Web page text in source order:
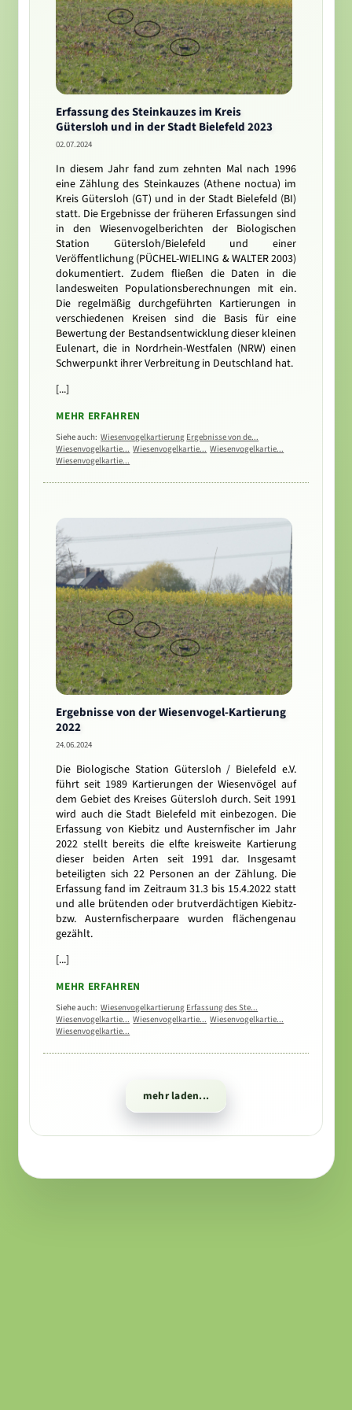
Erfassung des Steinkauzes im Kreis
Gütersloh und in der Stadt Bielefeld 2023
02.07.2024
In diesem Jahr fand zum zehnten Mal nach 1996
eine Zählung des Steinkauzes (Athene noctua) im
Kreis Gütersloh (GT) und in der Stadt Bielefeld (BI)
statt. Die Ergebnisse der früheren Erfassungen sind
in den Wiesenvogelberichten der Biologischen
Station Gütersloh/Bielefeld und einer
Veröffentlichung (PÜCHEL-WIELING & WALTER 2003)
dokumentiert. Zudem fließen die Daten in die
landesweiten Populationsberechnungen mit ein.
Die regelmäßig durchgeführten Kartierungen in
verschiedenen Kreisen sind die Basis für eine
Bewertung der Bestandsentwicklung dieser kleinen
Eulenart, die in Nordrhein-Westfalen (NRW) einen
Schwerpunkt ihrer Verbreitung in Deutschland hat.
[...]
MEHR ERFAHREN
Siehe auch: Wiesenvogelkartierung Ergebnisse von de...
Wiesenvogelkartie... Wiesenvogelkartie... Wiesenvogelkartie...
Wiesenvogelkartie...
Ergebnisse von der Wiesenvogel-Kartierung
2022
24.06.2024
Die Biologische Station Gütersloh / Bielefeld e.V.
führt seit 1989 Kartierungen der Wiesenvögel auf
dem Gebiet des Kreises Gütersloh durch. Seit 1991
wird auch die Stadt Bielefeld mit einbezogen. Die
Erfassung von Kiebitz und Austernfischer im Jahr
2022 stellt bereits die elfte kreisweite Kartierung
dieser beiden Arten seit 1991 dar. Insgesamt
beteiligten sich 22 Personen an der Zählung. Die
Erfassung fand im Zeitraum 31.3 bis 15.4.2022 statt
und alle brütenden oder brutverdächtigen Kiebitz-
bzw. Austernfischerpaare wurden flächengenau
gezählt.
[...]
MEHR ERFAHREN
Siehe auch: Wiesenvogelkartierung Erfassung des Ste...
Wiesenvogelkartie... Wiesenvogelkartie... Wiesenvogelkartie...
Wiesenvogelkartie...
mehr laden...